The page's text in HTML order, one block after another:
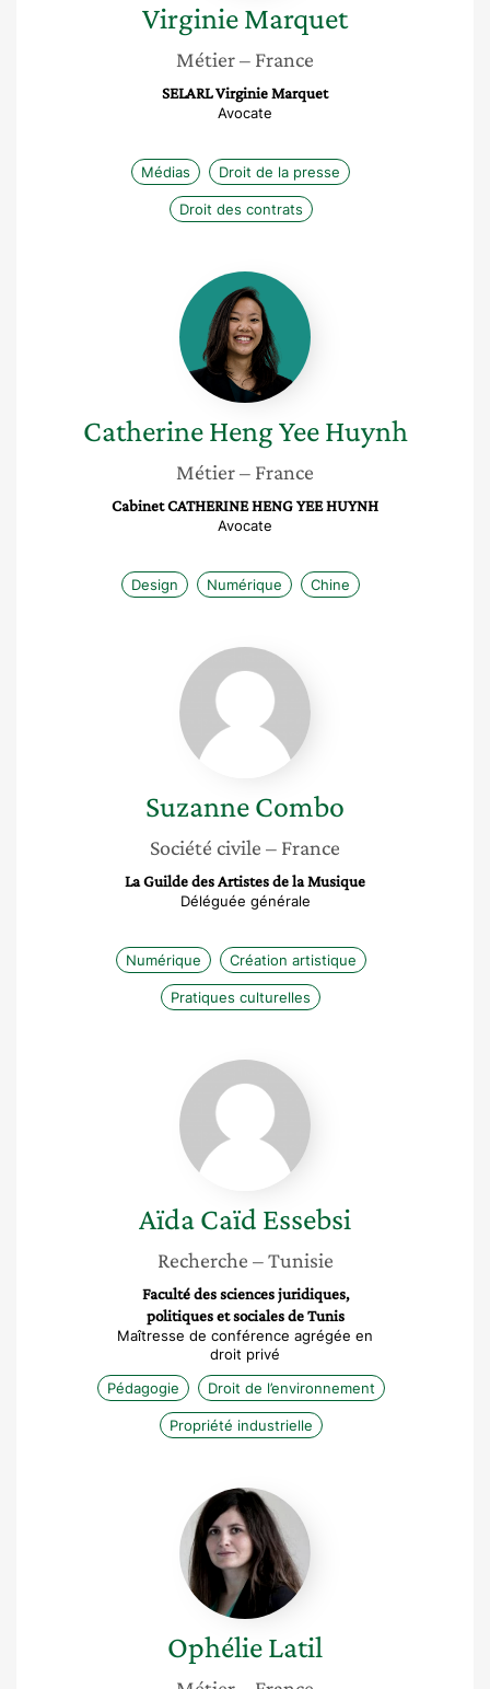
VirginieMarquet
Métier– France
SELARL Virginie Marquet
Avocate
Médias Droit de la presse
Droit des contrats
Catherine
Heng
Yee
Huynh
Catherine Heng Yee Huynh
Métier– France
Cabinet CATHERINE HENG YEE HUYNH
Avocate
Design Numérique Chine
Suzanne
Combo
SuzanneCombo
Société civile – France
La Guilde des Artistes de la Musique
Déléguée générale
Numérique Création artistique
Pratiques culturelles
Aïda
Caïd
Essebsi
AïdaCaïd Essebsi
Recherche – Tunisie
Faculté des sciences juridiques,
politiques et sociales de Tunis
Maîtresse de conférence agrégée en
droit privé
Pédagogie
Droit de l’environnement
Propriété industrielle
Ophélie
Latil
OphélieLatil